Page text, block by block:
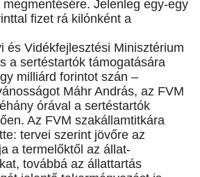
Jelenleg egy-egy
fizet rá kilónként a
és Vidékfejlesztési Minisztérium
a sertéstartók támogatására
milliárd forintot szán –
Máhr András, az FVM
órával a sertéstartók
Az FVM szakállamtitkára
tervei szerint jövőre az
a termelőktől az állat-
továbbá az állattartás